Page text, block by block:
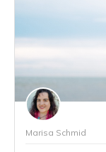
Marisa Schmid